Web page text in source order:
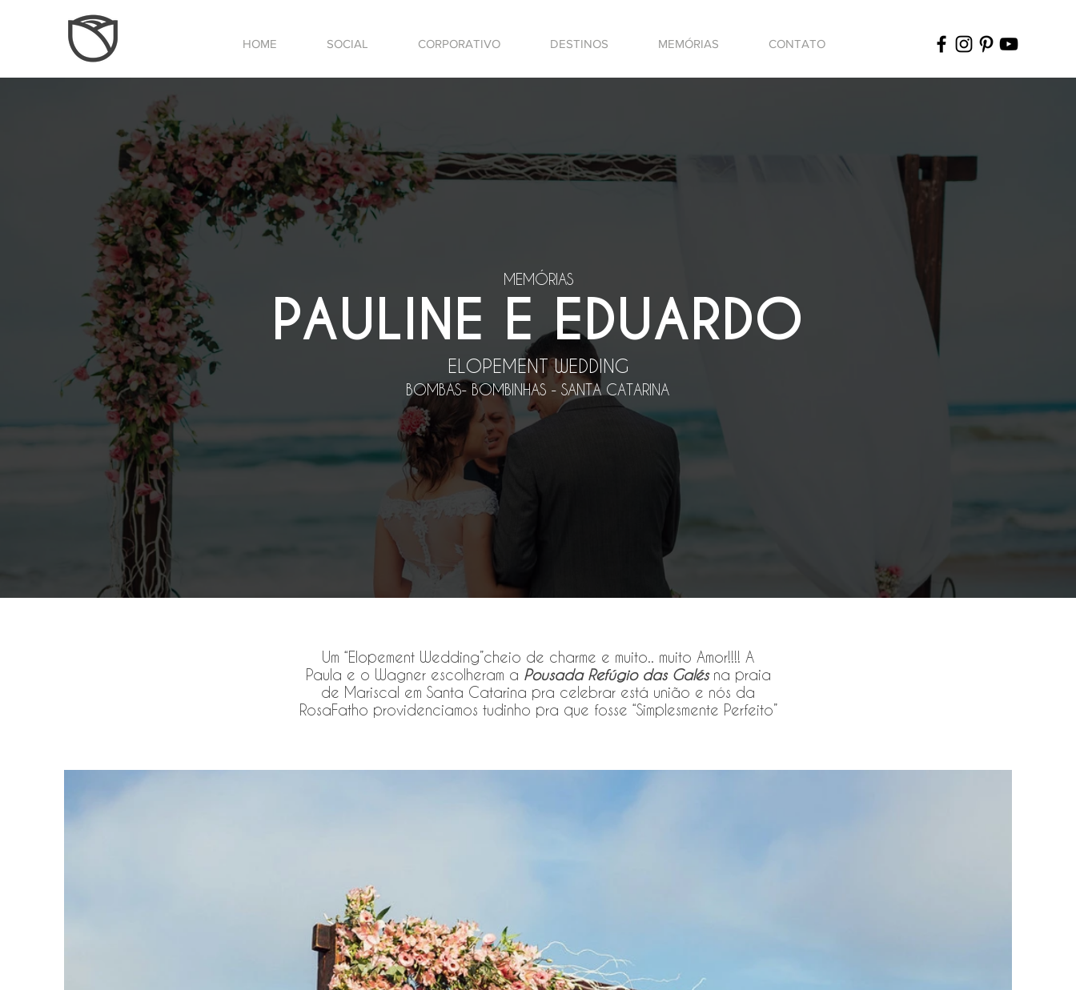
HOME SOCIAL CORPORATIVO DESTINOS MEMÓRIAS CONTATO
MEMÓRIAS
PAULINE E EDUARDO
ELOPEMENT WEDDING
BOMBAS- BOMBINHAS - SANTA CATARINA
Um “Elopement Wedding”cheio de charme e muito.. muito Amor!!!! A
Paula e o Wagner escolheram a Pousada Refúgio das Galésna praia
de Mariscal em Santa Catarina pra celebrar está união e nós da
RosaFatho providenciamos tudinho pra que fosse “Simplesmente Perfeito”